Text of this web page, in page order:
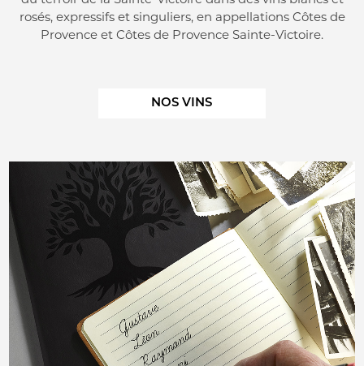
rosés, expressifs et singuliers, en appellations Côtes de
Provence et Côtes de Provence Sainte-Victoire.
NOS VINS